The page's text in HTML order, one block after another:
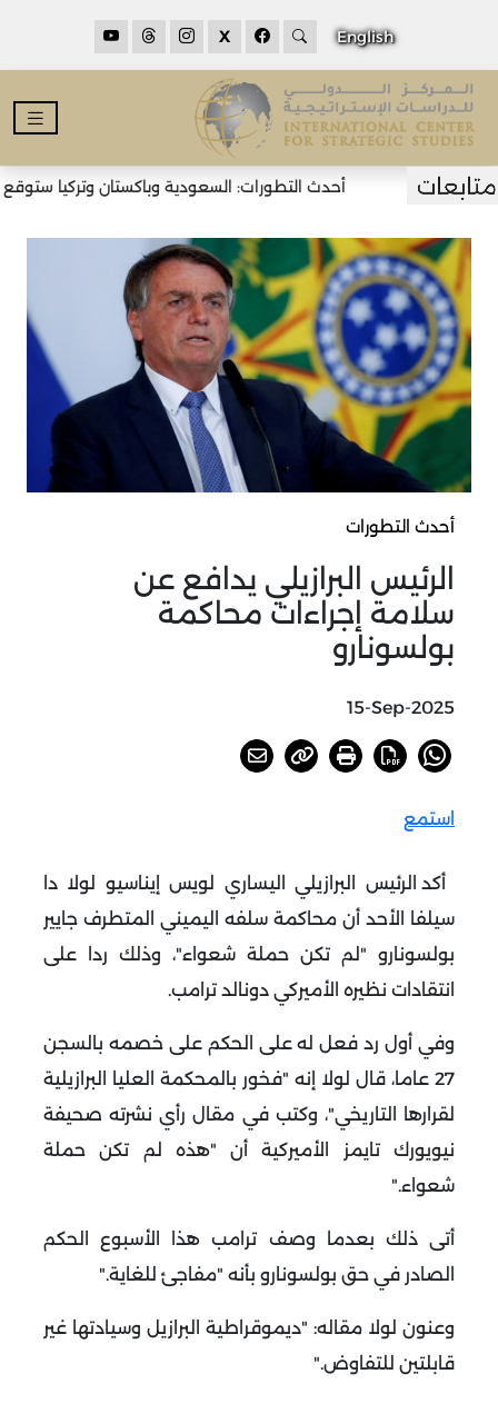
English
X
أحدث التطورات: السعودية وباكستان وتركيا ستوقع
أحدث التطورات
الرئيس البرازيلي يدافع عن
سلامة إجراءات محاكمة
بولسونارو
15-Sep-2025
استمع
أكد الرئيس البرازيلي اليساري لويس إيناسيو لولا دا
سيلفا الأحد أن محاكمة سلفه اليميني المتطرف جايير
بولسونارو "لم تكن حملة شعواء"، وذلك ردا على
انتقادات نظيره الأميركي دونالد ترامب.
وفي أول رد فعل له على الحكم على خصمه بالسجن
27 عاما، قال لولا إنه "فخور بالمحكمة العليا البرازيلية
لقرارها التاريخي"، وكتب في مقال رأي نشرته صحيفة
نيويورك تايمز الأميركية أن "هذه لم تكن حملة
شعواء".
أتى ذلك بعدما وصف ترامب هذا الأسبوع الحكم
الصادر في حق بولسونارو بأنه "مفاجئ للغاية".
وعنون لولا مقاله: "ديموقراطية البرازيل وسيادتها غير
قابلتين للتفاوض".